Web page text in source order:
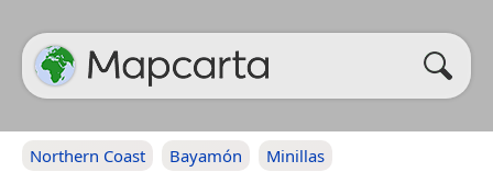
Northern Coast Bayamón Minillas